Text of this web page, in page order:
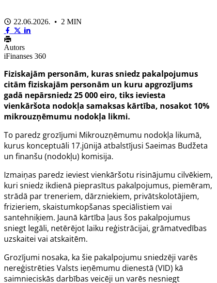
22.06.2026. • 2 MIN
Autors
iFinanses 360
Fiziskajām personām, kuras sniedz pakalpojumus
citām fiziskajām personām un kuru apgrozījums
gadā nepārsniedz 25 000 eiro, tiks ieviesta
vienkāršota nodokļa samaksas kārtība, nosakot 10%
mikrouzņēmumu nodokļa likmi.
To paredz grozījumi Mikrouzņēmumu nodokļa likumā,
kurus konceptuāli 17.jūnijā atbalstījusi Saeimas Budžeta
un finanšu (nodokļu) komisija.
Izmaiņas paredz ieviest vienkāršotu risinājumu cilvēkiem,
kuri sniedz ikdienā pieprasītus pakalpojumus, piemēram,
strādā par treneriem, dārzniekiem, privātskolotājiem,
frizieriem, skaistumkopšanas speciālistiem vai
santehniķiem. Jaunā kārtība ļaus šos pakalpojumus
sniegt legāli, netērējot laiku reģistrācijai, grāmatvedības
uzskaitei vai atskaitēm.
Grozījumi nosaka, ka šie pakalpojumu sniedzēji varēs
nereģistrēties Valsts ieņēmumu dienestā (VID) kā
saimnieciskās darbības veicēji un varēs nesniegt